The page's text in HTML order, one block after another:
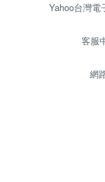
Yahoo台灣
客服
網